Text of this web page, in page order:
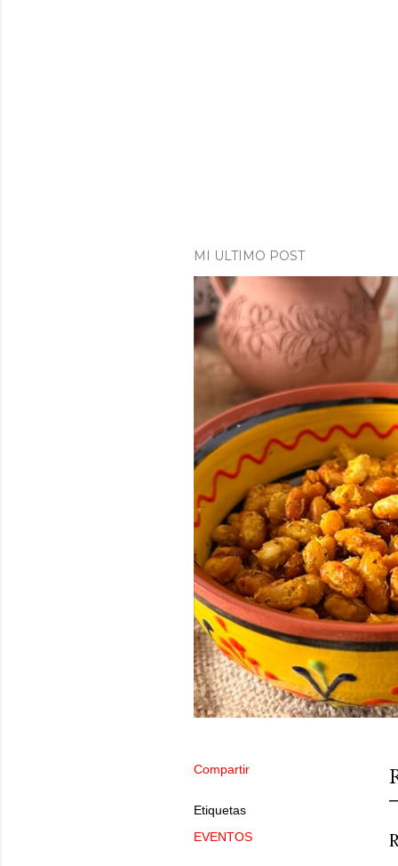
MI ULTIMO POST
Compartir
Etiquetas
EVENTOS